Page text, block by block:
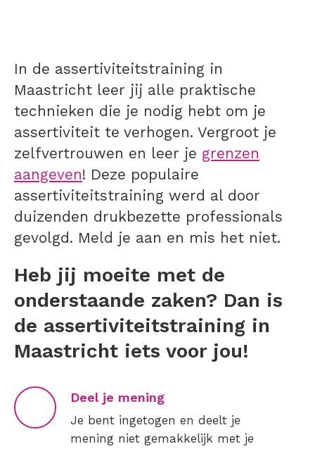
In de assertiviteitstraining in
Maastricht leer jij alle praktische
technieken die je nodig hebt om je
assertiviteit te verhogen. Vergroot je
zelfvertrouwen en leer je grenzen
aangeven! Deze populaire
assertiviteitstraining werd al door
duizenden drukbezette professionals
gevolgd. Meld je aan en mis het niet.
Heb jij moeite met de
onderstaande zaken? Dan is
de assertiviteitstraining in
Maastricht iets voor jou!
Deel je mening
Je bent ingetogen en deelt je
mening niet gemakkelijk met je